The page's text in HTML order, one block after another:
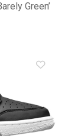
Green’
wishlist